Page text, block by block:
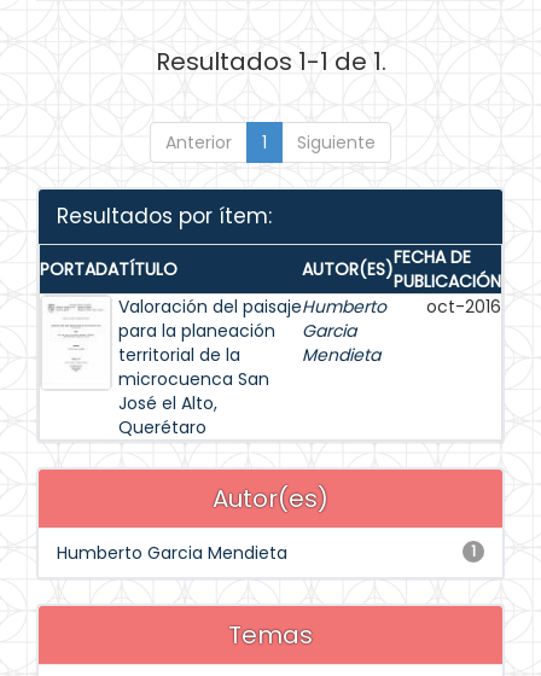
Resultados 1-1 de 1.
Anterior 1 Siguiente
Resultados por ítem:
PORTADATÍTULO AUTOR(ES)FECHA DE
PUBLICACIÓN
Valoración del paisaje
para la planeación
territorial de la
microcuenca San
José el Alto,
Querétaro
Humberto
Garcia
Mendieta
oct-2016
Autor(es)
1
Humberto Garcia Mendieta
Temas